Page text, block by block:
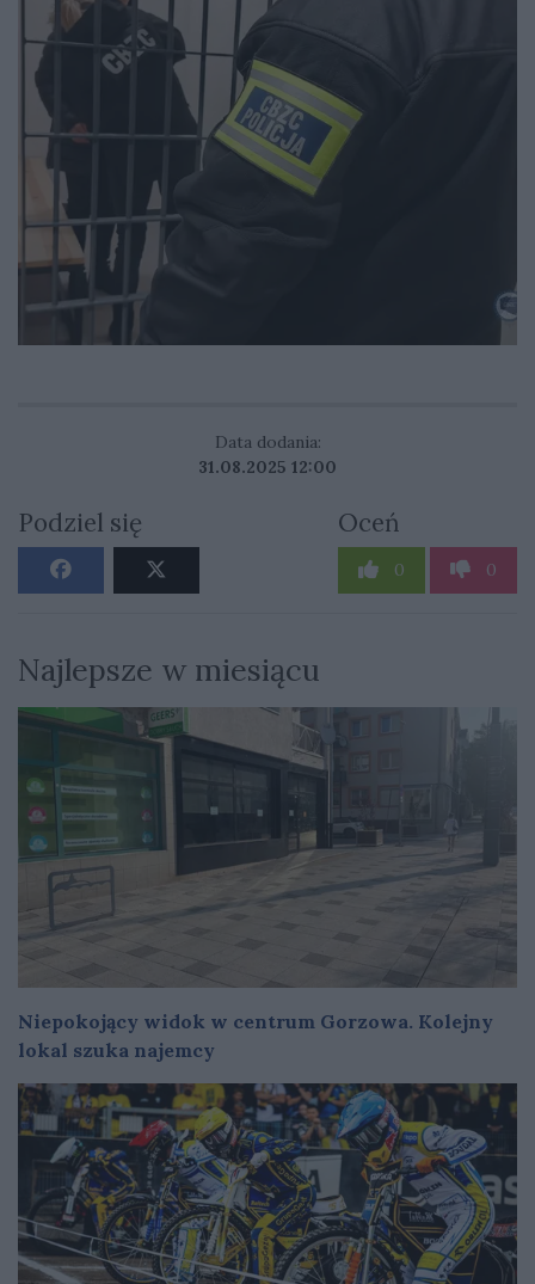
Data dodania:
31.08.2025 12:00
Podziel się Oceń
0 0
Najlepsze w miesiącu
Niepokojący widok w centrum Gorzowa. Kolejny
lokal szuka najemcy